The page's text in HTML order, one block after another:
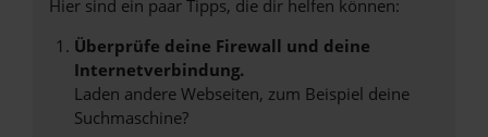
Hier sind ein paar Tipps, die dir helfen können:
Überprüfe deine Firewall und deine
Internetverbindung.
Laden andere Webseiten, zum Beispiel deine
Suchmaschine?